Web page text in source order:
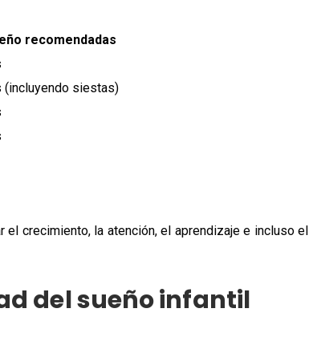
recomendadas
(incluyendo siestas)
crecimiento, la atención, el aprendizaje e incluso el
del sueño infantil